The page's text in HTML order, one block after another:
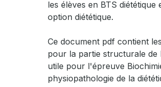
les élèves en BTS
option diététique.
Ce document pdf contient
pour la partie structurale de
utile pour l'épreuve
physiopathologie de la